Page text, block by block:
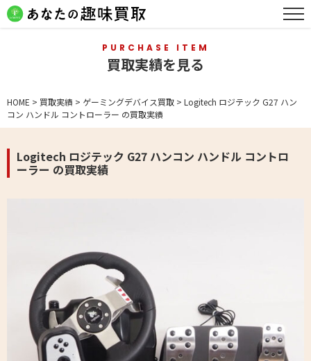
PURCHASE ITEM
買取実績を見る
HOME > 買取実績 > ゲーミングデバイス買取 > Logitech ロジテック G27 ハン
コン ハンドル コントローラー の買取実績
Logitech ロジテック G27 ハンコン ハンドル コントロ
ーラー の買取実績